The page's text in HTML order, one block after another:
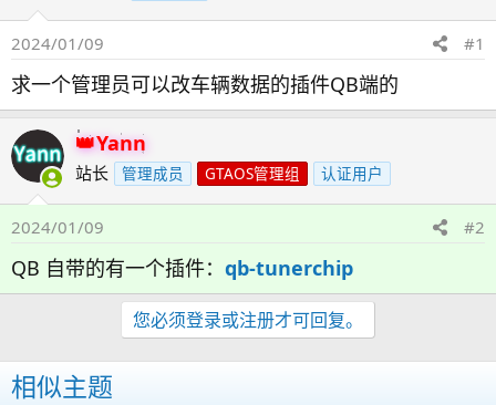
2024/01/09 #1
求一个管理员可以改车辆数据的插件QB端的
Yann
站长 管理成员 GTAOS管理组 认证用户
2024/01/09 #2
QB 自带的有一个插件： qb-tunerchip
您必须登录或注册才可回复。
相似主题